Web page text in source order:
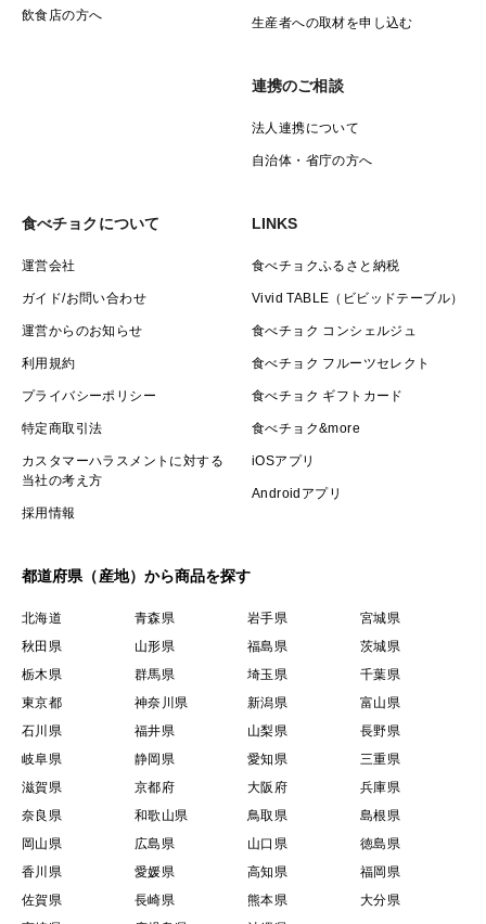
飲食店の方へ 生産者への取材を申し込む
連携のご相談
法人連携について
自治体・省庁の方へ
食べチョクについて
運営会社
ガイド/お問い合わせ
運営からのお知らせ
利用規約
プライバシーポリシー
特定商取引法
カスタマーハラスメントに対する
当社の考え方
採用情報
LINKS
食べチョクふるさと納税
Vivid TABLE（ビビッドテーブル）
食べチョク コンシェルジュ
食べチョク フルーツセレクト
食べチョク ギフトカード
食べチョク&more
iOSアプリ
Androidアプリ
都道府県（産地）から商品を探す
北海道 青森県 岩手県
宮城県
秋田県
山形県 福島県
茨城県
栃木県
群馬県 埼玉県
千葉県
東京都
神奈川県 新潟県
富山県
石川県
福井県 山梨県
長野県
岐阜県
静岡県 愛知県
三重県
滋賀県
京都府 大阪府
兵庫県
奈良県
和歌山県 鳥取県
島根県
岡山県
広島県 山口県
徳島県
香川県
愛媛県 高知県
福岡県
佐賀県
長崎県 熊本県
大分県